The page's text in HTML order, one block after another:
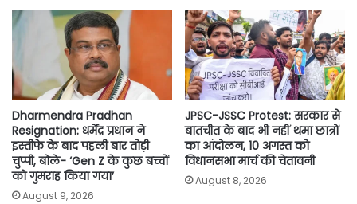
o
e
r
A
p
p
i
Dharmendra Pradhan
Resignation: धर्मेंद्र प्रधान ने
इस्तीफे के बाद पहली बार तोड़ी
चुप्पी, बोले- ‘Gen Z के कुछ बच्चों
को गुमराह किया गया’
August 9, 2026
JPSC-JSSC Protest: सरकार से
बातचीत के बाद भी नहीं थमा छात्रों
का आंदोलन, 10 अगस्त को
विधानसभा मार्च की चेतावनी
August 8, 2026